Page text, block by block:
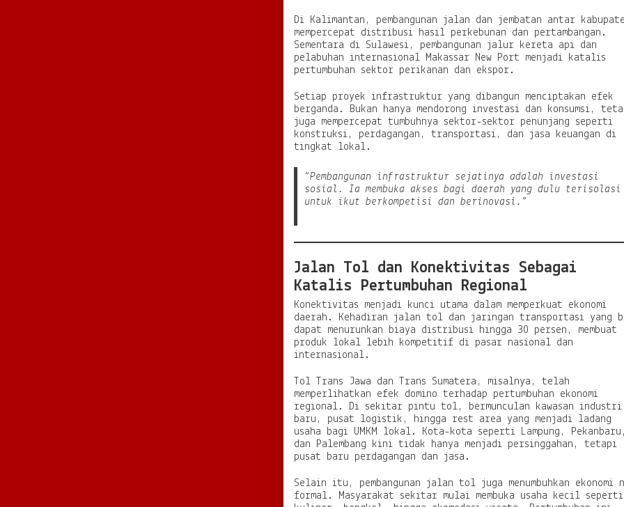
Di Kalimantan, pembangunan jalan dan jembatan antar
mempercepat distribusi hasil perkebunan dan pertambangan.
Sementara di Sulawesi, pembangunan jalur kereta api dan
pelabuhan internasional Makassar New Port menjadi katalis
pertumbuhan sektor perikanan dan ekspor.
Setiap proyek infrastruktur yang dibangun menciptakan efek
berganda. Bukan hanya mendorong investasi dan konsumsi,
juga mempercepat tumbuhnya sektor-sektor penunjang seperti
konstruksi, perdagangan, transportasi, dan jasa keuangan di
tingkat lokal.
“Pembangunan infrastruktur sejatinya adalah investasi
sosial. Ia membuka akses bagi daerah yang dulu terisolasi
untuk ikut berkompetisi dan berinovasi.”
Jalan Tol dan Konektivitas Sebagai
Katalis Pertumbuhan Regional
Konektivitas menjadi kunci utama dalam memperkuat ekonomi
daerah. Kehadiran jalan tol dan jaringan transportasi yang
dapat menurunkan biaya distribusi hingga 30 persen, membuat
produk lokal lebih kompetitif di pasar nasional dan
internasional.
Tol Trans Jawa dan Trans Sumatera, misalnya, telah
memperlihatkan efek domino terhadap pertumbuhan ekonomi
regional. Di sekitar pintu tol, bermunculan kawasan industri
baru, pusat logistik, hingga rest area yang menjadi ladang
usaha bagi UMKM lokal. Kota-kota seperti Lampung, Pekanbaru,
dan Palembang kini tidak hanya menjadi persinggahan, tetapi
pusat baru perdagangan dan jasa.
Selain itu, pembangunan jalan tol juga menumbuhkan ekonomi
formal. Masyarakat sekitar mulai membuka usaha kecil seperti